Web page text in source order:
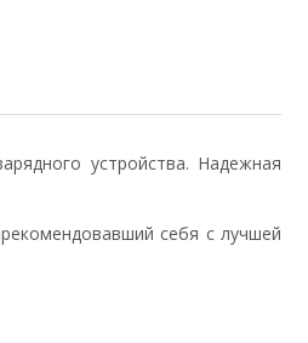
устройства. Надежная
себя с лучшей